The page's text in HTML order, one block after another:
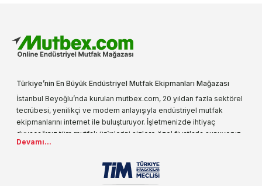
Türkiye’nin En Büyük Endüstriyel Mutfak Ekipmanları Mağazası
İstanbul Beyoğlu’nda kurulan mutbex.com, 20 yıldan fazla sektörel
tecrübesi, yenilikçi ve modern anlayışıyla endüstriyel mutfak
ekipmanlarını internet ile buluşturuyor. İşletmenizde ihtiyaç
duyacağınız tüm mutfak ürünlerini sizlere özel fiyatlarla sunuyoruz.
Endüstriyel mutfak malzemesi deyince akla gelen ilk adreslerden
sektörün farklı alanlarında da faliyet gösteren mutbex.com,
Öztiryakiler resmi bayisidir. Öztiryakiler ürünleri üzerinde büyük bir
Devamı...